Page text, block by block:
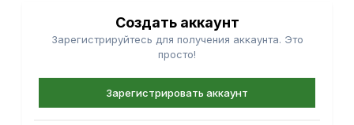
Создать аккаунт
Зарегистрируйтесь для получения аккаунта. Это
просто!
Зарегистрировать аккаунт